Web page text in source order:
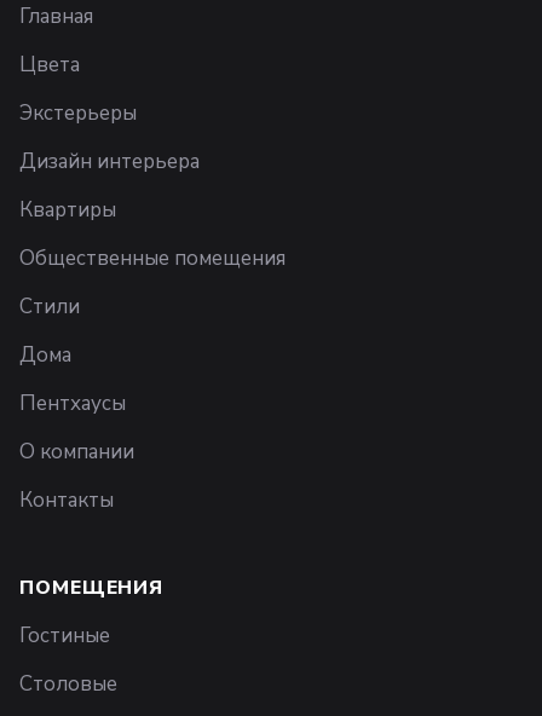
Главная
Цвета
Экстерьеры
Дизайн интерьера
Квартиры
Общественные помещения
Стили
Дома
Пентхаусы
О компании
Контакты
ПОМЕЩЕНИЯ
Гостиные
Столовые